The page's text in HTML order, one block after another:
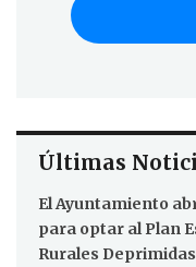
Últimas
El Ayuntamiento
para optar al Plan
Rurales Deprimidas